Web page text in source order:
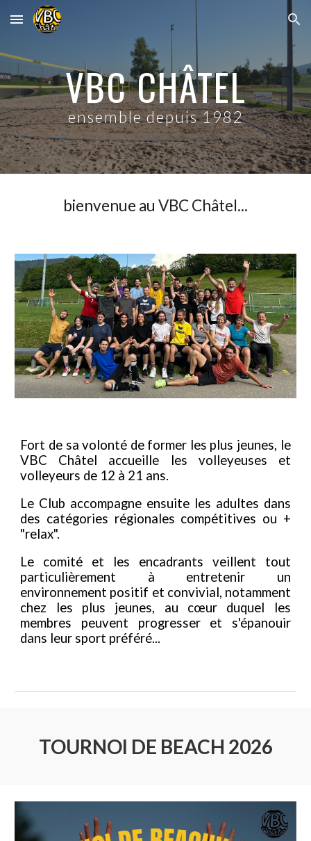
Skip to main content Skip to navigation
VBC CHÂTEL
ensemble depuis 1982
bienvenue au VBC Châtel...
Fort de sa volonté de former les plus jeunes, le
VBC Châtel accueille les volleyeuses et
volleyeurs de 12 à 21 ans.
Le Club accompagne ensuite les adultes dans
des catégories régionales compétitives ou +
"relax".
Le comité et les encadrants veillent tout
particulièrement à entretenir un
environnement positif et convivial, notamment
chez les plus jeunes,
au cœur duquel les
membres peuvent progresser et s'épanouir
dans leur sport préféré...
TOURNOI DE BEACH 2026